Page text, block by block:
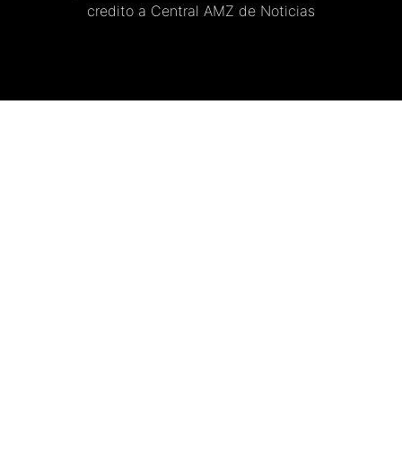
credito a Central AMZ de Noticias